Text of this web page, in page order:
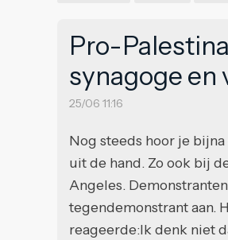
Pro-
synagoge en
25/06 11:16
Nog steeds hoor je
uit de hand. Zo ook bij
Angeles.
tegendemonstrant aan.
reageerde:Ik denk niet